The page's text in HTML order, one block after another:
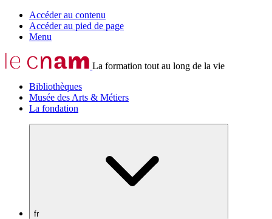
Accéder au contenu
Accéder au pied de page
Menu
La formation tout au long de la vie
Bibliothèques
Musée des Arts & Métiers
La fondation
fr